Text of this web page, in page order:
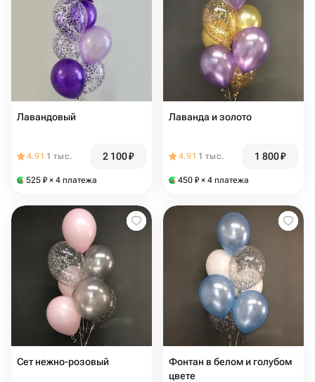
Лавандовый
4.91 1 тыс. 2 100₽
525 ₽ × 4 платежа
Лаванда и золото
4.91 1 тыс. 1 800₽
450 ₽ × 4 платежа
Сет нежно-розовый
Фонтан в белом и голубом
цвете